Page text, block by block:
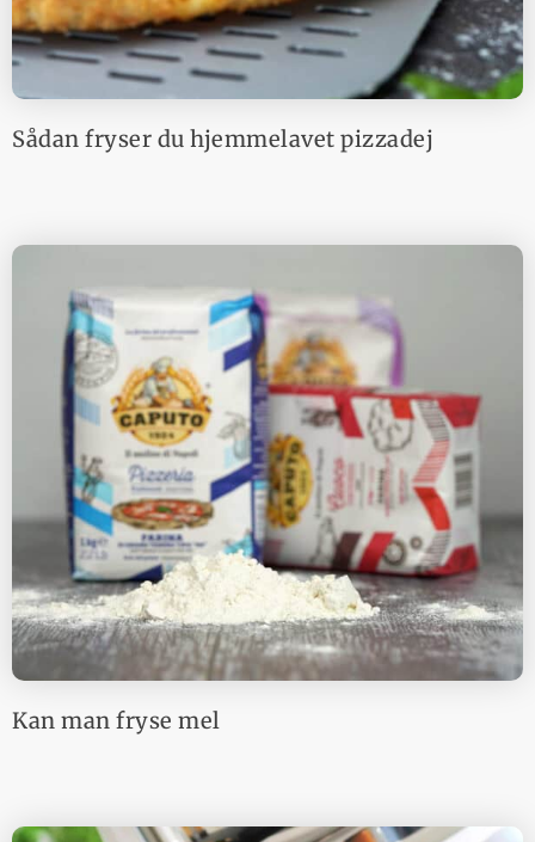
Sådan fryser du hjemmelavet pizzadej
Kan man fryse mel